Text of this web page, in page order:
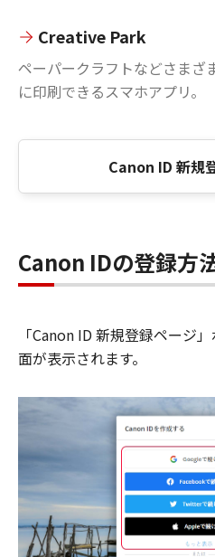
Creative Park
ペーパークラフトなどさまざ
に印刷できるスマホアプリ。
Canon ID 新規
Canon IDの登録方
「Canon ID 新規登録ページ
面が表示されます。